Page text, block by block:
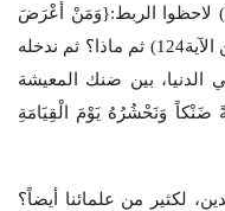
اتَّبَعَ هُدَايَ فَلا يَضِلُّ وَلا يَشْقَى}(طـه:123) لاحظوا الربط:{وَمَنْ أَعْرَضَ
عَنْ ذِكْرِي فَإِنَّ لَهُ مَعِيشَةً ضَنْكاً}(طـه: من الآية124) ثم ماذا؟ ثم ندخله
الدنيا، بين ضنك المعيشة
ضَنْكاً وَنَحْشُرُهُ يَوْمَ الْقِيَامَةِ
لكثير من علمائنا أيضاً؟